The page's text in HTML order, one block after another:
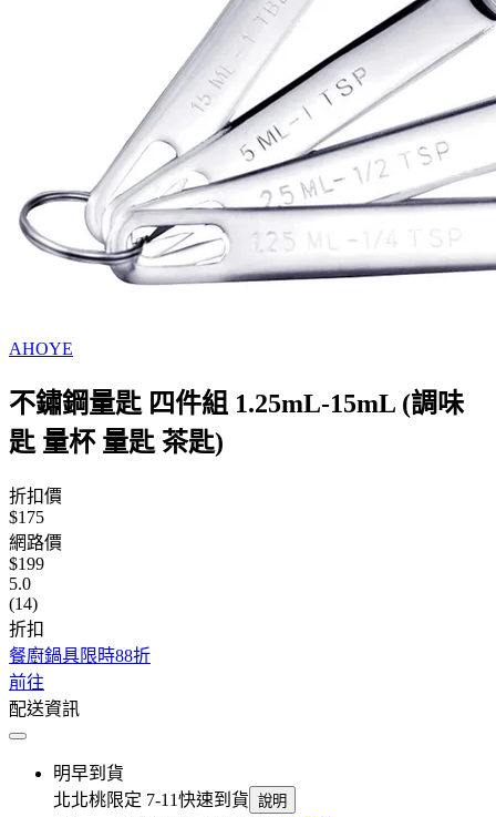
AHOYE
不鏽鋼量匙 四件組 1.25mL-15mL (調味
匙 量杯 量匙 茶匙)
折扣價
$175
網路價
$199
5.0
(14)
折扣
餐廚鍋具限時88折
前往
配送資訊
明早到貨
北北桃限定 7-11快速到貨 說明